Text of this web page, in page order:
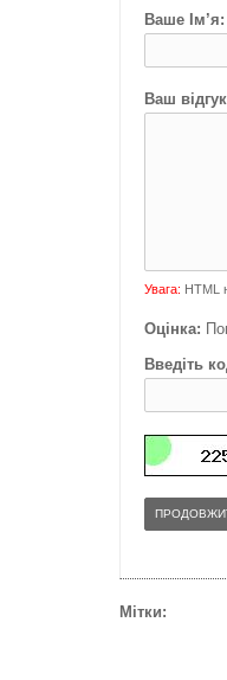
Ваше Ім’я:
Ваш
Увага: HTML
Оцінка:
Введіть
Мітки: